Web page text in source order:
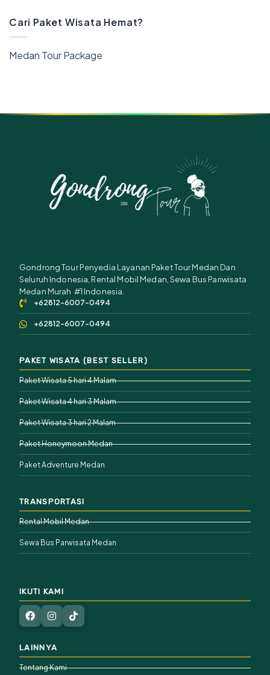
Cari Paket Wisata Hemat?
Medan Tour Package
Gondrong Tour Penyedia Layanan Paket Tour Medan Dan
Seluruh Indonesia, Rental Mobil Medan, Sewa Bus Pariwisata
Medan Murah #1 Indonesia.
+62812-6007-0494
+62812-6007-0494
PAKET WISATA (BEST SELLER)
Paket Wisata 5 hari 4 Malam
Paket Wisata 4 hari 3 Malam
Paket Wisata 3 hari 2 Malam
Paket Honeymoon Medan
Paket Adventure Medan
TRANSPORTASI
Rental Mobil Medan
Sewa Bus Parwisata Medan
IKUTI KAMI
LAINNYA
Tentang Kami